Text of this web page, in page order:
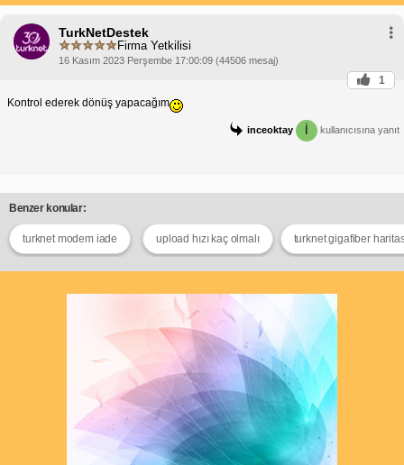
TurkNetDestek
Firma Yetkilisi
16 Kasım 2023 Perşembe 17:00:09 (44506 mesaj)
1
Kontrol ederek dönüş yapacağım
inceoktay kullanıcısına yanıt
Benzer konular:
turknet modem iade upload hızı kaç olmalı turknet gigafiber